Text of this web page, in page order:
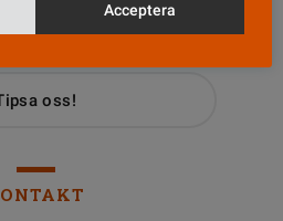
oss!
Acceptera